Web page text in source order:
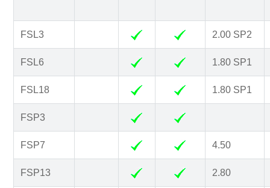
FSL3 2.00 SP2
FSL6 1.80 SP1
FSL18 1.80 SP1
FSP3
FSP7 4.50
FSP13 2.80